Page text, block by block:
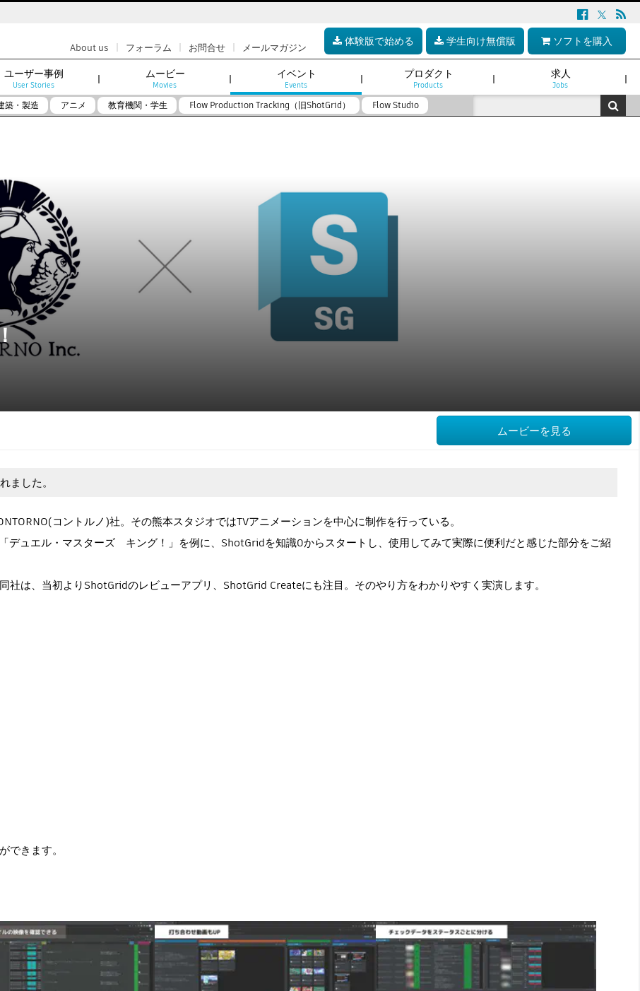
体験版で始める 学生向け無償版 ソフトを購入
About us | フォーラム | お問合せ | メールマガジン
ユーザー事例
User Stories
ムービー
Movies
イベント
Events
プロダクト
Products
求人
Jobs
築・製造 アニメ 教育機関・学生 Flow Production Tracking（旧ShotGrid） Flow Studio
ムービーを見る
ました。
コントルノ)社。その熊本スタジオではTVアニメーションを中心に制作を行っている。
デュエル・マスターズ キング！」を例に、ShotGridを知識0からスタートし、使用してみて実際に便利だと感じた部分をご紹
社は、当初よりShotGridのレビューアプリ、ShotGrid Createにも注目。そのやり方をわかりやすく実演します。
できます。